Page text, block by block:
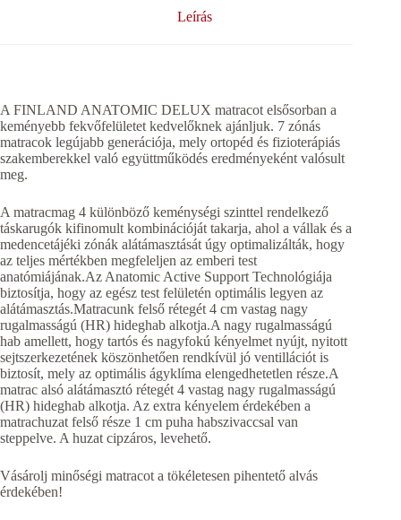
Leírás
A FINLAND ANATOMIC DELUX matracot elsősorban a
keményebb fekvőfelületet kedvelőknek ajánljuk. 7 zónás
matracok legújabb generációja, mely ortopéd és fizioterápiás
szakemberekkel való együttműködés eredményeként valósult
meg.
A matracmag 4 különböző keménységi szinttel rendelkező
táskarugók kifinomult kombinációját takarja, ahol a vállak és a
medencetájéki zónák alátámasztását úgy optimalizálták, hogy
az teljes mértékben megfeleljen az emberi test
anatómiájának.Az Anatomic Active Support Technológiája
biztosítja, hogy az egész test felületén optimális legyen az
alátámasztás.Matracunk felső rétegét 4 cm vastag nagy
rugalmasságú (HR) hideghab alkotja.A nagy rugalmasságú
hab amellett, hogy tartós és nagyfokú kényelmet nyújt, nyitott
sejtszerkezetének köszönhetően rendkívül jó ventillációt is
biztosít, mely az optimális ágyklíma elengedhetetlen része.A
matrac alsó alátámasztó rétegét 4 vastag nagy rugalmasságú
(HR) hideghab alkotja. Az extra kényelem érdekében a
matrachuzat felső része 1 cm puha habszivaccsal van
steppelve. A huzat cipzáros, levehető.
Vásárolj minőségi matracot a tökéletesen pihentető alvás
érdekében!